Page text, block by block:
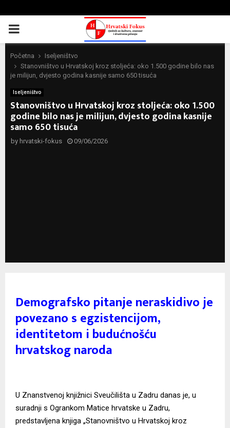
PRIMARY
MENU
Početna
Iseljeništvo
Stanovništvo u Hrvatskoj kroz stoljeća: oko 1.500 godine bilo nas
je milijun, dvjesto godina kasnije samo 650 tisuća
Iseljeništvo
Stanovništvo u Hrvatskoj kroz stoljeća: oko 1.500
godine bilo nas je milijun, dvjesto godina kasnije
samo 650 tisuća
by hrvatski-fokus 09/06/2026
Demografsko pitanje neraskidivo je
povezano s egzistencijom,
identitetom i budućnošću
hrvatskog naroda
U Znanstvenoj knjižnici Sveučilišta u Zadru danas je, u
suradnji s Ogrankom Matice hrvatske u Zadru,
predstavljena knjiga „Stanovništvo u Hrvatskoj kroz